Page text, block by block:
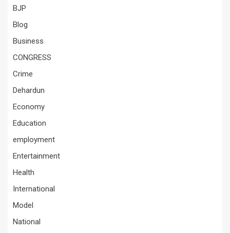
BJP
Blog
Business
CONGRESS
Crime
Dehardun
Economy
Education
employment
Entertainment
Health
International
Model
National